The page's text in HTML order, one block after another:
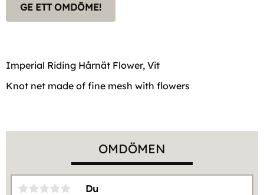
GE ETT OMDÖME!
Imperial Riding Hårnät Flower, Vit
Knot net made of fine mesh with flowers
OMDÖMEN
Du